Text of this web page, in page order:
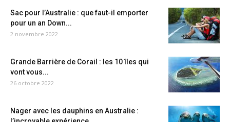
Sac pour l’Australie : que faut-il emporter
pour un an Down...
2 novembre 2022
Grande Barrière de Corail : les 10 îles qui
vont vous...
26 octobre 2022
Nager avec les dauphins en Australie :